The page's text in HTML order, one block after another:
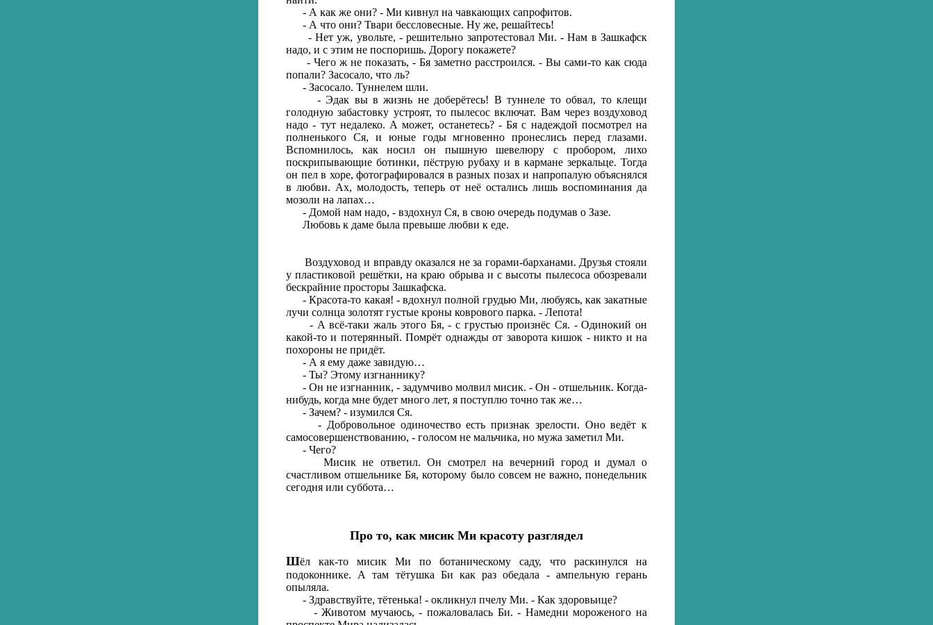
- А как же они? - Ми кивнул на чавкающих сапрофитов.
- А что они? Твари бессловесные. Ну же, решайтесь!
- Нет уж, увольте, - решительно запротестовал Ми. - Нам в Зашкафск
надо, и с этим не поспоришь. Дорогу покажете?
- Чего ж не показать, - Бя заметно расстроился. - Вы сами-то как сюда
попали? Засосало, что ль?
- Засосало. Туннелем шли.
- Эдак вы в жизнь не доберётесь! В туннеле то обвал, то клещи
голодную забастовку устроят, то пылесос включат. Вам через воздуховод
надо - тут недалеко. А может, останетесь? - Бя с надеждой посмотрел на
полненького Ся, и юные годы мгновенно пронеслись перед глазами.
Вспомнилось, как носил он пышную шевелюру с пробором, лихо
поскрипывающие ботинки, пёструю рубаху и в кармане зеркальце. Тогда
он пел в хоре, фотографировался в разных позах и напропалую объяснялся
в любви. Ах, молодость, теперь от неё остались лишь воспоминания да
мозоли на лапах…
- Домой нам надо, - вздохнул Ся, в свою очередь подумав о Зазе.
Любовь к даме была превыше любви к еде.
Воздуховод и вправду оказался не за горами-барханами. Друзья стояли
у пластиковой решётки, на краю обрыва и с высоты пылесоса обозревали
бескрайние просторы Зашкафска.
- Красота-то какая! - вдохнул полной грудью Ми, любуясь, как закатные
лучи солнца золотят густые кроны коврового парка. - Лепота!
- А всё-таки жаль этого Бя, - с грустью произнёс Ся. - Одинокий он
какой-то и потерянный. Помрёт однажды от заворота кишок - никто и на
похороны не придёт.
- А я ему даже завидую…
- Ты? Этому изгнаннику?
- Он не изгнанник, - задумчиво молвил мисик. - Он - отшельник. Когда-
нибудь, когда мне будет много лет, я поступлю точно так же…
- Зачем? - изумился Ся.
- Добровольное одиночество есть признак зрелости. Оно ведёт к
самосовершенствованию, - голосом не мальчика, но мужа заметил Ми.
- Чего?
Мисик не ответил. Он смотрел на вечерний город и думал о
счастливом отшельнике Бя, которому было совсем не важно, понедельник
сегодня или суббота…
Про то, как мисик Ми красоту разглядел
Шёл как-то мисик Ми по ботаническому саду, что раскинулся на
подоконнике. А там тётушка Би как раз обедала - ампельную герань
опыляла.
- Здравствуйте, тётенька! - окликнул пчелу Ми. - Как здоровьице?
- Животом мучаюсь, - пожаловалась Би. - Намедни мороженого на